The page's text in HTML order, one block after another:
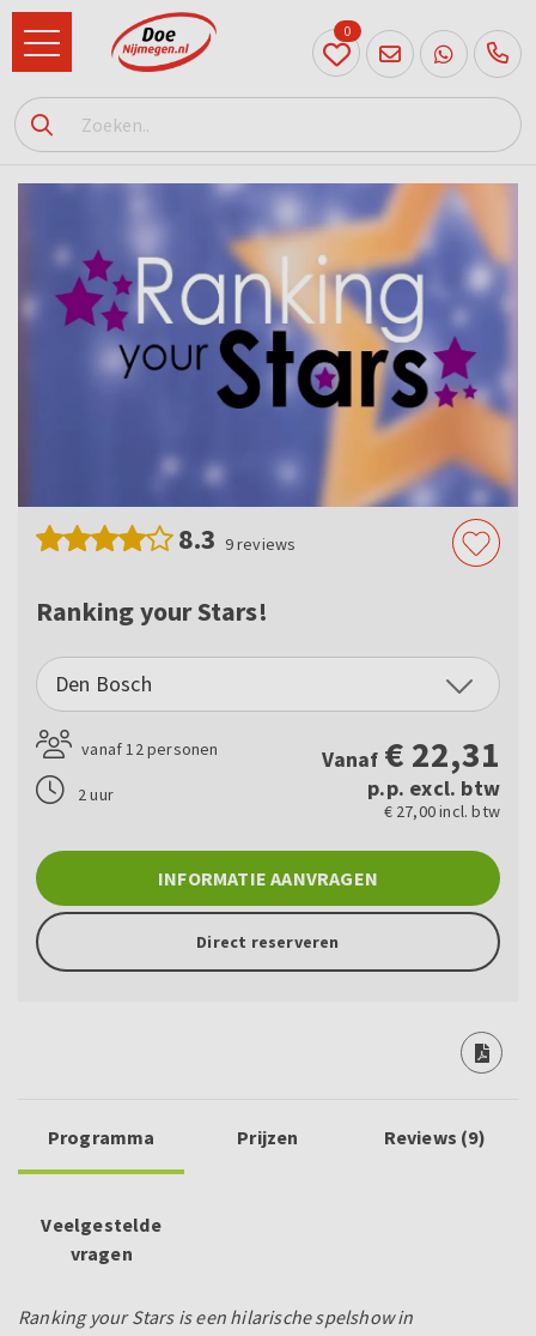
024
204
0
8.3 9reviews
Ranking your Stars!
Den Bosch
vanaf 12 personen
2 uur
Vanaf € 22,31
p.p. excl. btw
€ 27,00 incl. btw
INFORMATIE AANVRAGEN
Direct reserveren
Programma Prijzen Reviews (9)
Veelgestelde
vragen
Ranking your Stars is een hilarische spelshow in